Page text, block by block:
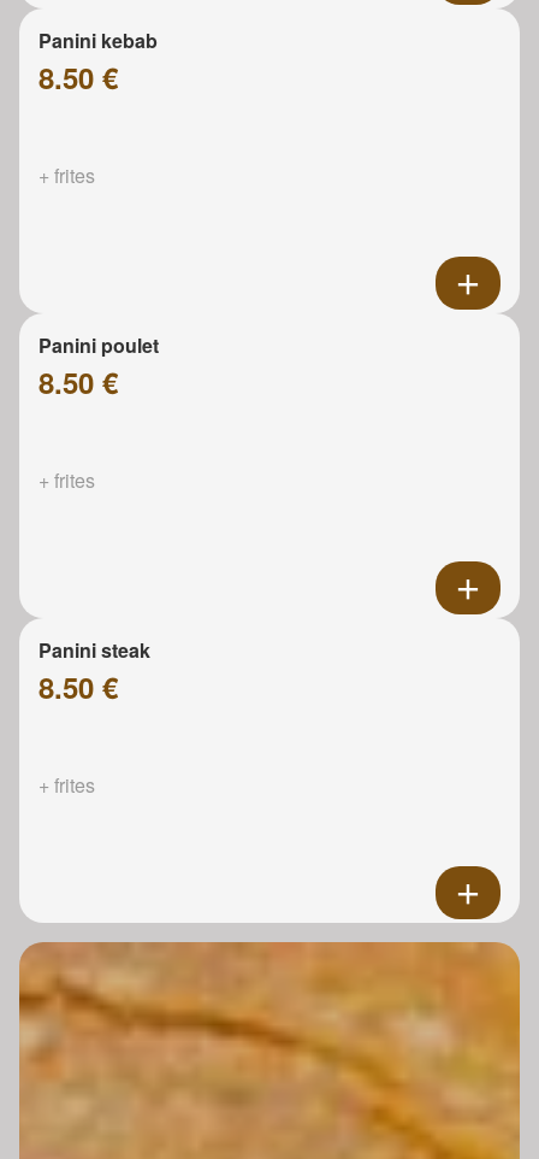
Panini kebab
8.50 €
+ frites
Panini poulet
8.50 €
+ frites
Panini steak
8.50 €
+ frites